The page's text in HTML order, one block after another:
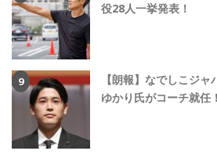
役28人一挙発表！
【朗報】なでしこジ
ゆかり氏がコーチ就任！